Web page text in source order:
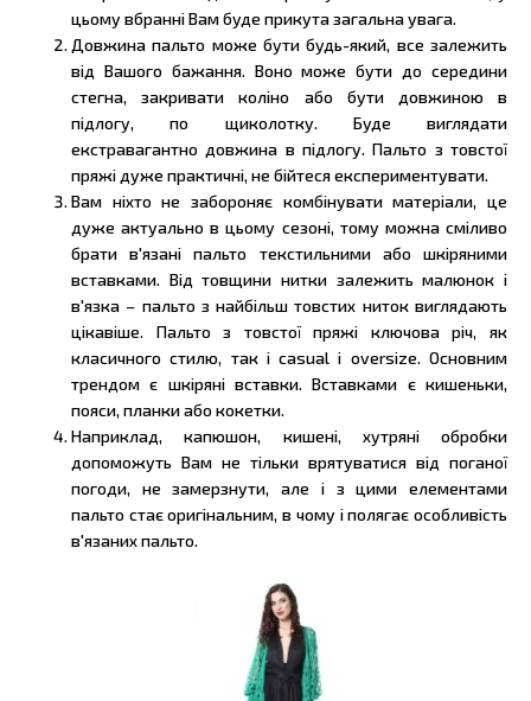
цьому вбранні Вам буде прикута загальна увага.
Довжина пальто може бути будь-який, все залежить
від Вашого бажання. Воно може бути до середини
стегна, закривати коліно або бути довжиною в
підлогу, по щиколотку. Буде виглядати
екстравагантно довжина в підлогу. Пальто з товстої
пряжі дуже практичні, не бійтеся експериментувати.
Вам ніхто не забороняє комбінувати матеріали, це
дуже актуально в цьому сезоні, тому можна сміливо
брати в'язані пальто текстильними або шкіряними
вставками. Від товщини нитки залежить малюнок і
в'язка – пальто з найбільш товстих ниток виглядають
цікавіше. Пальто з товстої пряжі ключова річ, як
класичного стилю, так і casual і oversize. Основним
трендом є шкіряні вставки. Вставками є кишеньки,
пояси, планки або кокетки.
Наприклад, капюшон, кишені, хутряні обробки
допоможуть Вам не тільки врятуватися від поганої
погоди, не замерзнути, але і з цими елементами
пальто стає оригінальним, в чому і полягає особливість
в'язаних пальто.